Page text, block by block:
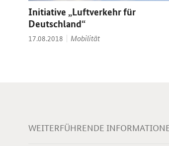
Initiative „Luftverkehr für
Deutschland“
Datum:
17.08.2018 Thema:
Mobilität
WEITERFÜHRENDE